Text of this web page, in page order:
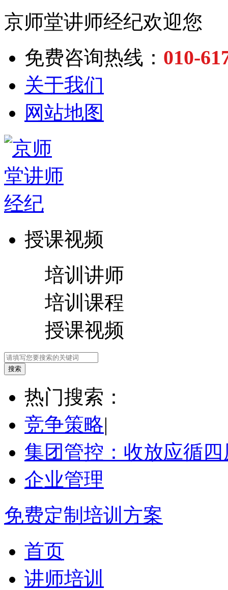
京师堂讲师经纪欢迎您
免费咨询热线： 010-
关于我们
网站地图
授课视频
培训讲师
培训课程
授课视频
热门搜索：
竞争策略|
集团管控：收放应循四
企业管理
免费定制培训方案
首页
讲师培训